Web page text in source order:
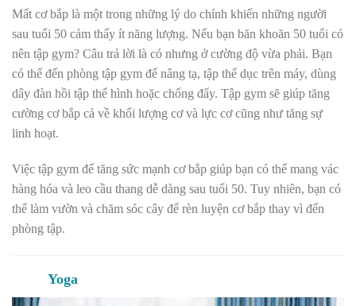
Mất cơ bắp là một trong những lý do chính khiến những người
sau tuổi 50 cảm thấy ít năng lượng. Nếu bạn băn khoăn 50 tuổi có
nên tập gym? Câu trả lời là có nhưng ở cường độ vừa phải. Bạn
có thể đến phòng tập gym để nâng tạ, tập thể dục trên máy, dùng
dây đàn hồi tập thể hình hoặc chống đẩy. Tập gym sẽ giúp tăng
cường cơ bắp cả về khối lượng cơ và lực cơ cũng như tăng sự
linh hoạt.
Việc tập gym để tăng sức mạnh cơ bắp giúp bạn có thể mang vác
hàng hóa và leo cầu thang dễ dàng sau tuổi 50. Tuy nhiên, bạn có
thể làm vườn và chăm sóc cây để rèn luyện cơ bắp thay vì đến
phòng tập.
Yoga